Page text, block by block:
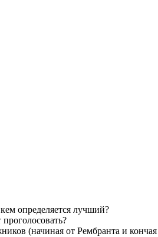
определяется лучший?
(начиная от Рембранта и